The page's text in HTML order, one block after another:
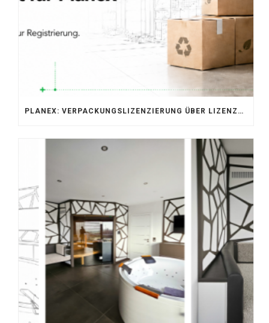
PLANEX: VERPACKUNGSLIZENZIERUNG ÜBER LIZENZERO & LUCID 2026